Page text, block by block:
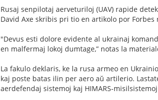
Rusaj senpilotaj aerveturiloj (UAV) rapide
David Axe skribis pri tio en artikolo por Forbes
"Devus esti dolore evidente al ukrainaj
en malfermaj lokoj dumtage,” notas la
La fakulo deklaris, ke la rusa armeo en
kaj poste batas ilin per aero aŭ artilerio.
aerdefendaj sistemoj kaj HIMARS-